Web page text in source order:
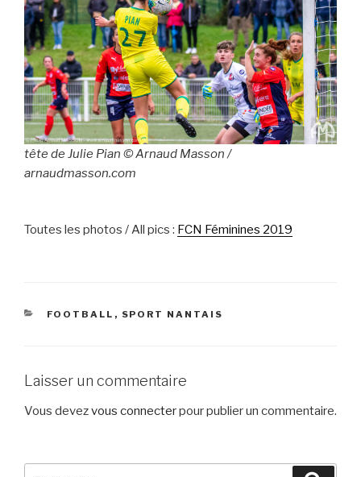
tête de Julie Pian © Arnaud Masson /
arnaudmasson.com
Toutes les photos / All pics : FCN Féminines 2019
CATÉGORIES
FOOTBALL , SPORT NANTAIS
Laisser un commentaire
Vous devezvous connecterpour publier un commentaire.